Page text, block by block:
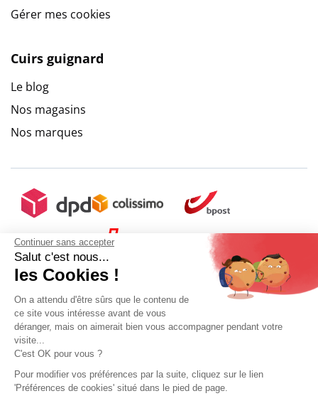
Continuer sans accepter
Salut c'est nous...
les Cookies !
On a attendu d'être sûrs que le contenu de
ce site vous intéresse avant de vous
déranger, mais on aimerait bien vous accompagner pendant votre
visite...
C'est OK pour vous ?
Pour modifier vos préférences par la suite, cliquez sur le lien
'Préférences de cookies' situé dans le pied de page.
Gérer mes cookies
Cuirs guignard
Le blog
Nos magasins
Nos marques